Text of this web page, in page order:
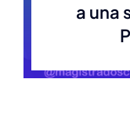
a una